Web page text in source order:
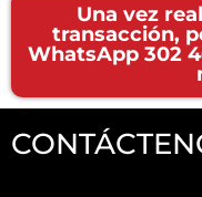
Una vez
transacción,
WhatsApp 302